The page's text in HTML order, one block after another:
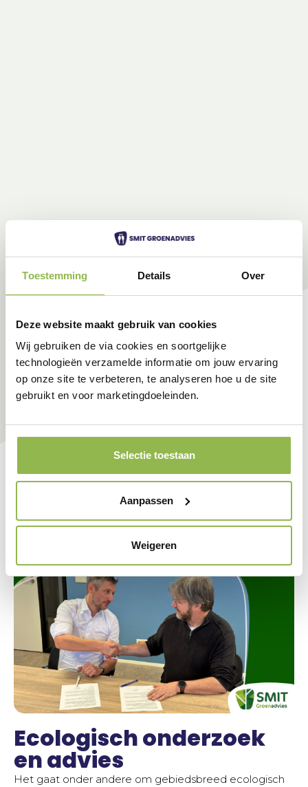
Toestemming Details Over
Deze website maakt gebruik van cookies
Wij gebruiken de via cookies en soortgelijke
technologieën verzamelde informatie om jouw ervaring
op onze site te verbeteren, te analyseren hoe u de site
gebruikt en voor marketingdoeleinden.
Selectie toestaan
Aanpassen
Weigeren
Ecologisch onderzoek
en advies
Het gaat onder andere om gebiedsbreed ecologisch